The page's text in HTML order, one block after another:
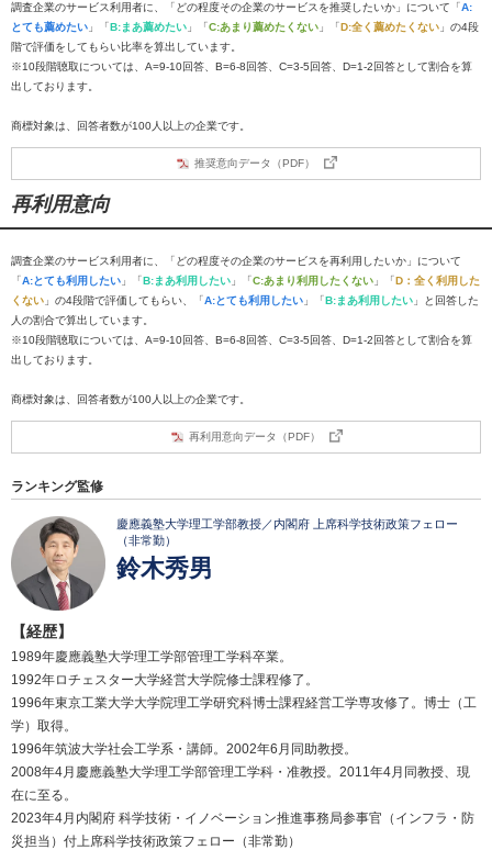
調査企業のサービス利用者に、「どの程度その企業のサービスを推奨したいか」について「A:
とても薦めたい 」「B:まあ薦めたい 」「C:あまり薦めたくない 」「D:全く薦めたくない 」の4段
階で評価をしてもらい比率を算出しています。
※10段階聴取については、A=9-10回答、B=6-8回答、C=3-5回答、D=1-2回答として割合を算
出しております。
商標対象は、回答者数が100人以上の企業です。
推奨意向データ（PDF）
再利用意向
調査企業のサービス利用者に、「どの程度その企業のサービスを再利用したいか」について
「A:とても利用したい 」「B:まあ利用したい 」「C:あまり利用したくない 」「D：全く利用した
くない 」の4段階で評価してもらい、「A:とても利用したい 」「B:まあ利用したい 」と回答した
人の割合で算出しています。
※10段階聴取については、A=9-10回答、B=6-8回答、C=3-5回答、D=1-2回答として割合を算
出しております。
商標対象は、回答者数が100人以上の企業です。
再利用意向データ（PDF）
ランキング監修
慶應義塾大学理工学部教授／内閣府 上席科学技術政策フェロー
（非常勤）
鈴木秀男
【経歴】
1989年慶應義塾大学理工学部管理工学科卒業。
1992年ロチェスター大学経営大学院修士課程修了。
1996年東京工業大学大学院理工学研究科博士課程経営工学専攻修了。博士（工
学）取得。
1996年筑波大学社会工学系・講師。2002年6月同助教授。
2008年4月慶應義塾大学理工学部管理工学科・准教授。2011年4月同教授、現
在に至る。
2023年4月内閣府 科学技術・イノベーション推進事務局参事官（インフラ・防
災担当）付上席科学技術政策フェロー（非常勤）